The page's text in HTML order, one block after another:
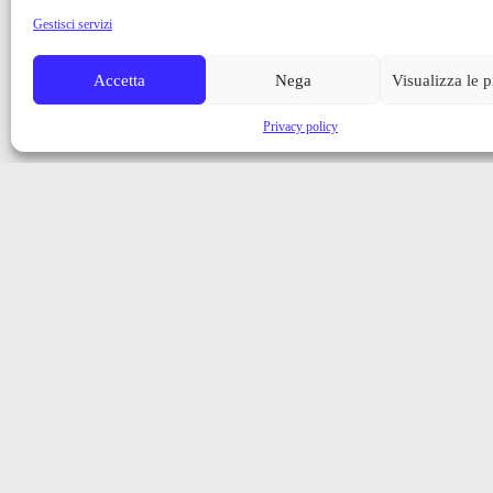
Gestisci servizi
Accetta Nega Visualizza le
Privacy policy